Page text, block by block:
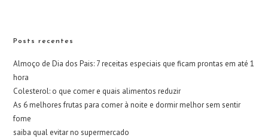
Posts recentes
Almoço de Dia dos Pais: 7 receitas especiais que ficam prontas em até 1
hora
Colesterol: o que comer e quais alimentos reduzir
As 6 melhores frutas para comer à noite e dormir melhor sem sentir
fome
saiba qual evitar no supermercado